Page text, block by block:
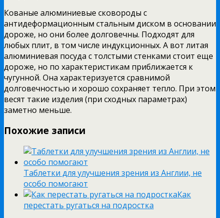
Кованые алюминиевые сковороды с
антидеформационным стальным диском в основании
дороже, но они более долговечны. Подходят для
любых плит, в том числе индукционных. А вот литая
алюминиевая посуда с толстыми стенками стоит еще
дороже, но по характеристикам приближается к
чугунной. Она характеризуется сравнимой
долговечностью и хорошо сохраняет тепло. При этом
весят такие изделия (при сходных параметрах)
заметно меньше.
Похожие записи
Таблетки для улучшения зрения из Англии, не
особо помогают
Как
перестать ругаться на подростка